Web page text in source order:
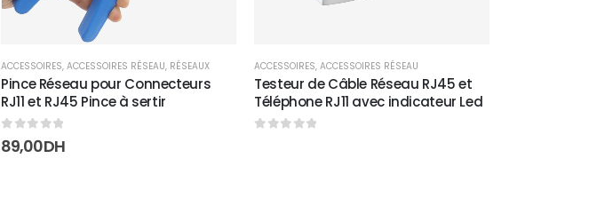
ACCESSOIRES, ACCESSOIRES RÉSEAU, RÉSEAUX
Pince Réseau pour Connecteurs
RJ11 et RJ45 Pince à sertir
0sur 5
89,00DH
ACCESSOIRES, ACCESSOIRES RÉSEAU
Testeur de Câble Réseau RJ45 et
Téléphone RJ11 avec indicateur Led